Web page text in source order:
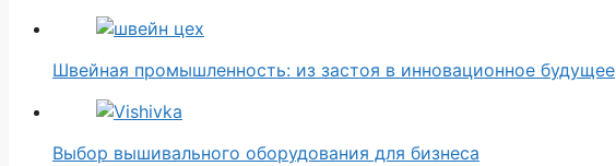
Швейная промышленность: из застоя в инновационное будущее
Выбор вышивального оборудования для бизнеса